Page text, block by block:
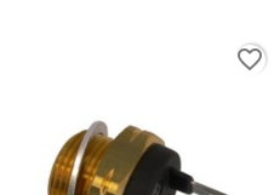
favorite_border